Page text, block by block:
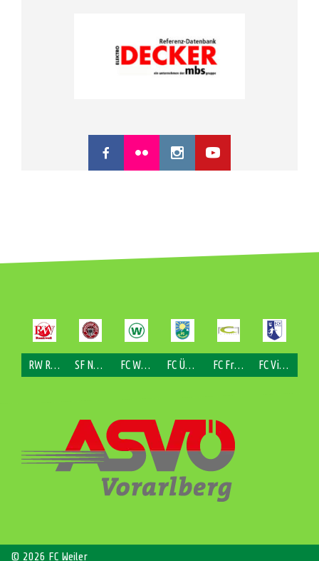
RW Rankweil SF Nofels FC Weiler FC Übersaxen FC Fraxern FC Viktorsberg
© 2026 FC Weiler